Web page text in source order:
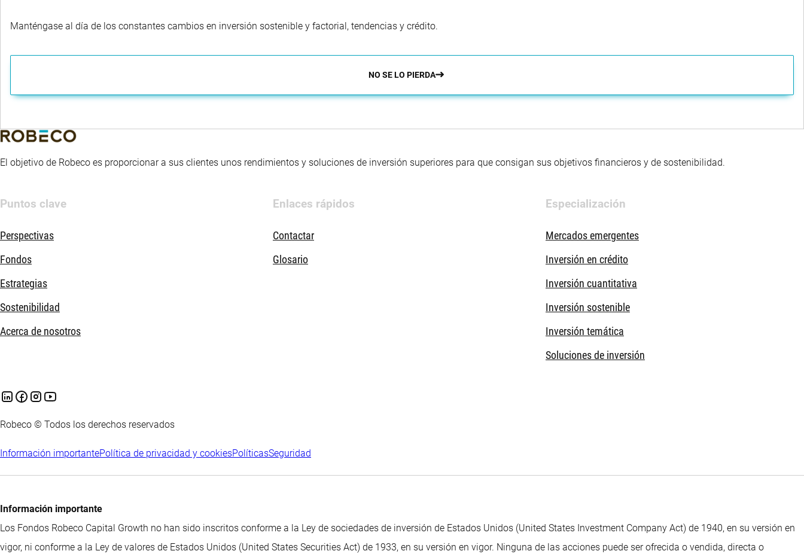
Manténgase al día de los constantes cambios en inversión sostenible y factorial, tendencias y crédito.
NO SE LO PIERDA
El objetivo de Robeco es proporcionar a sus clientes unos rendimientos y soluciones de inversión superiores para que consigan sus objetivos financieros y de sostenibilidad.
Puntos clave
Perspectivas
Fondos
Estrategias
Sostenibilidad
Acerca de nosotros
Enlaces rápidos
Contactar
Glosario
Especialización
Mercados emergentes
Inversión en crédito
Inversión cuantitativa
Inversión sostenible
Inversión temática
Soluciones de inversión
Robeco © Todos los derechos reservados
Información importantePolítica de privacidad y cookiesPolíticasSeguridad
Información importante
Los Fondos Robeco Capital Growth no han sido inscritos conforme a la Ley de sociedades de inversión de Estados Unidos (United States Investment Company Act) de 1940, en su versión en
vigor, ni conforme a la Ley de valores de Estados Unidos (United States Securities Act) de 1933, en su versión en vigor. Ninguna de las acciones puede ser ofrecida o vendida, directa o